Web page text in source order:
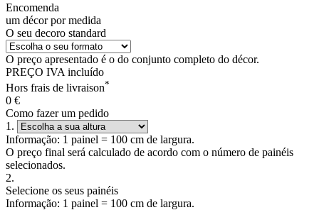
Encomenda
um décor por medida
O seu decoro standard
O preço apresentado é o do conjunto completo do décor.
PREÇO IVA incluído
Hors frais de livraison*
0 €
Como fazer um pedido
1.
Informação: 1 painel = 100 cm de largura.
O preço final será calculado de acordo com o número de painéis
selecionados.
2.
Selecione os seus painéis
Informação: 1 painel = 100 cm de largura.